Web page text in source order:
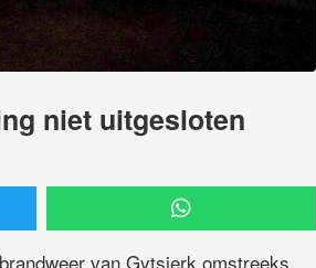
niet uitgesloten
van Gytsjerk omstreeks